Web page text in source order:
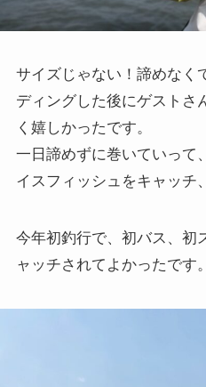
サイズじゃない！諦めなく
ディングした後にゲストさ
く嬉しかったです。
一日諦めずに巻いていって
イスフィッシュをキャッチ
今年初釣行で、初バス、初
ャッチされてよかったです。